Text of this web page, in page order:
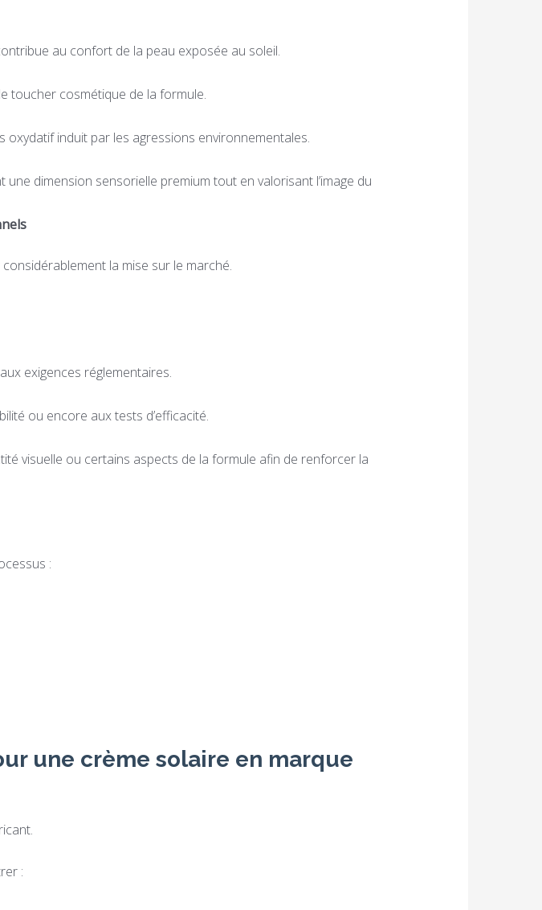
au confort de la peau exposée au soleil.
toucher cosmétique de la formule.
induit par les agressions environnementales.
dimension sensorielle premium tout en valorisant l’image du
la mise sur le marché.
exigences réglementaires.
ou encore aux tests d’efficacité.
visuelle ou certains aspects de la formule afin de renforcer la
:
une crème solaire en marque
: